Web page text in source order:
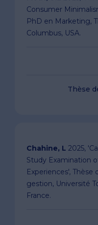
Consumer
PhD en Marketing,
Columbus, USA.
Thèse
Chahine, L 2025,
Study Examination
Experiences',
gestion, Université
France.